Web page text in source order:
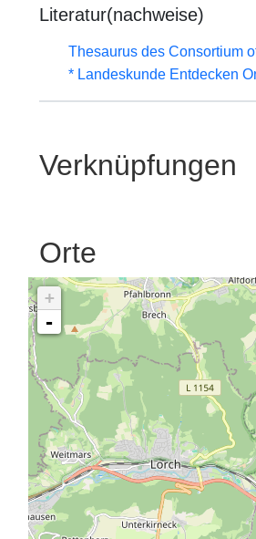
Literatur(nachweise)
Thesaurus des Consortium
* Landeskunde Entdecken
Verknüpfungen
Orte
+
-